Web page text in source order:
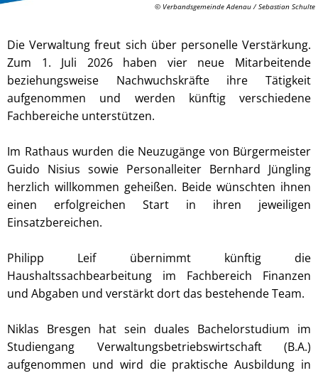
© Verbandsgemeinde Adenau / Sebastian Schulte
Die Verwaltung freut sich über personelle Verstärkung.
Zum 1. Juli 2026 haben vier neue Mitarbeitende
beziehungsweise Nachwuchskräfte ihre Tätigkeit
aufgenommen und werden künftig verschiedene
Fachbereiche unterstützen.
Im Rathaus wurden die Neuzugänge von Bürgermeister
Guido Nisius sowie Personalleiter Bernhard Jüngling
herzlich willkommen geheißen. Beide wünschten ihnen
einen erfolgreichen Start in ihren jeweiligen
Einsatzbereichen.
Philipp Leif übernimmt künftig die
Haushaltssachbearbeitung im Fachbereich Finanzen
und Abgaben und verstärkt dort das bestehende Team.
Niklas Bresgen hat sein duales Bachelorstudium im
Studiengang Verwaltungsbetriebswirtschaft (B.A.)
aufgenommen und wird die praktische Ausbildung in